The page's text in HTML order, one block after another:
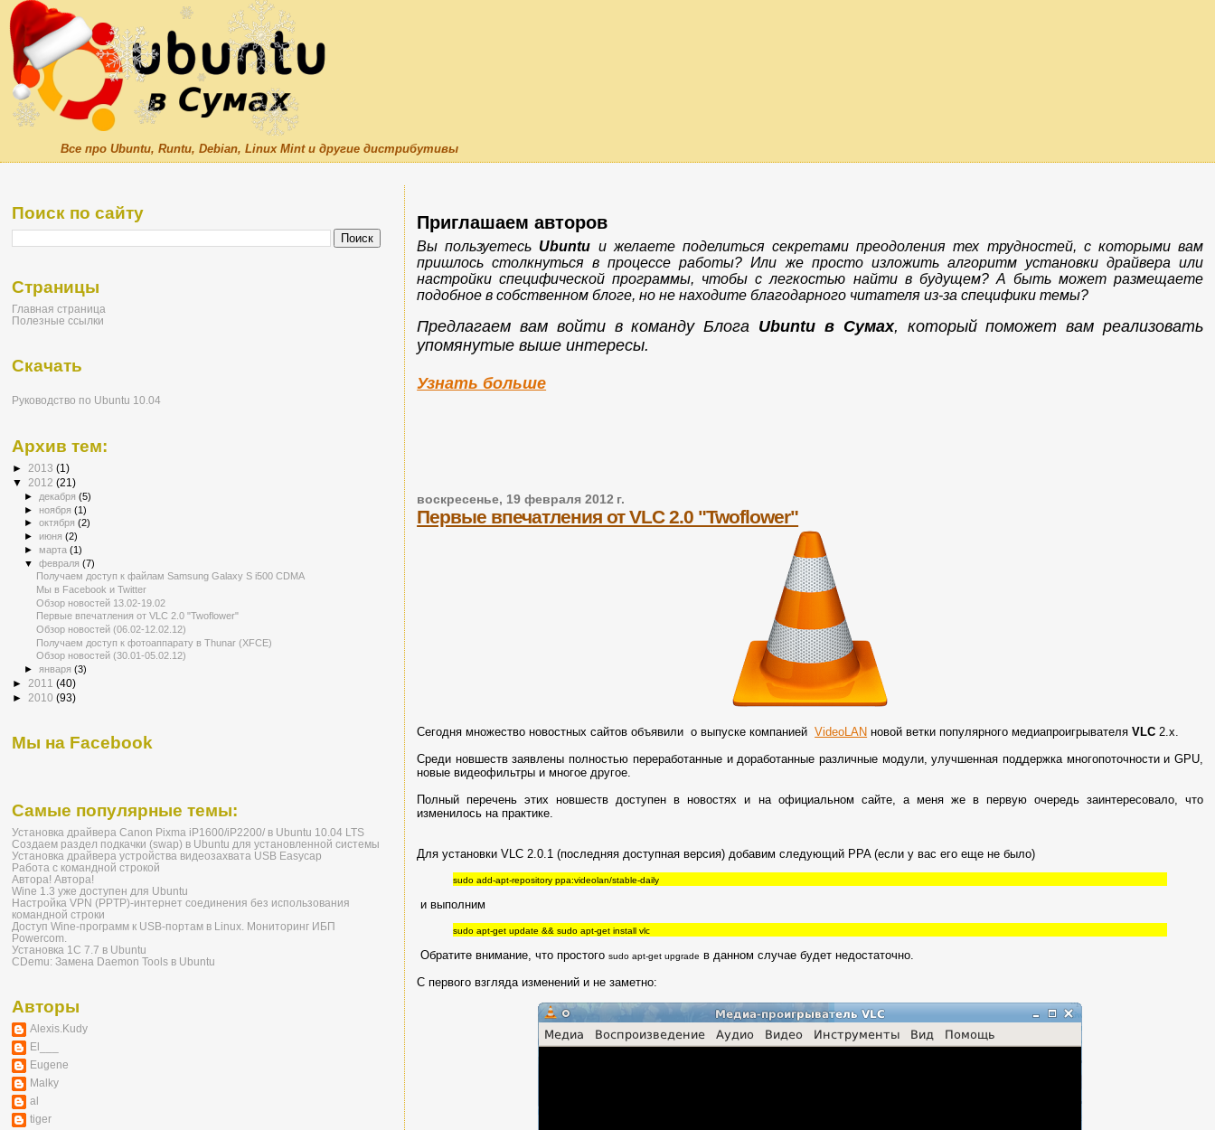
Все про Ubuntu, Runtu, Debian, Linux Mint и другие дистрибутивы
Приглашаем авторов
Вы пользуетесь Ubuntu и желаете поделиться секретами преодоления тех трудностей, с которыми вам
пришлось столкнуться в процессе работы? Или же просто изложить алгоритм установки драйвера или
настройки специфической программы, чтобы с легкостью найти в будущем? А быть может размещаете
подобное в собственном блоге, но не находите благодарного читателя из-за специфики темы?
Предлагаем вам войти в команду Блога Ubuntu в Сумах, который поможет вам реализовать
упомянутые выше интересы.
Узнать больше
воскресенье, 19 февраля 2012 г.
Первые впечатления от VLC 2.0 "Twoflower"
Сегодня множество новостных сайтов объявили о выпуске компаниейVideoLAN новой ветки популярного медиапроигрывателяVLC 2.x.
Среди новшеств заявлены полностью переработанные и доработанные различные модули, улучшенная поддержка многопоточности и GPU,
новые видеофильтры и многое другое.
Полный перечень этих новшеств доступен в новостях и на официальном сайте, а меня же в первую очередь заинтересовало, что
изменилось на практике.
Для установки VLC 2.0.1 (последняя доступная версия) добавим следующий PPA (если у вас его еще не было)
sudo add-apt-repository ppa:videolan/stable-daily
и выполним
sudo apt-get update && sudo apt-get install vlc
Обратите внимание, что простогоsudo apt-get upgrade в данном случае будет недостаточно.
С первого взгляда изменений и не заметно:
Поиск по сайту
Страницы
Главная страница
Полезные ссылки
Скачать
Руководство по Ubuntu 10.04
Архив тем:
► 2013 (1)
▼ 2012 (21)
► декабря(5)
► ноября(1)
►октября(2)
► июня(2)
► марта(1)
▼февраля(7)
Получаем доступ к файлам Samsung Galaxy S i500 CDMA
Мы в Facebook и Twitter
Обзор новостей 13.02-19.02
Первые впечатления от VLC 2.0 "Twoflower"
Обзор новостей (06.02-12.02.12)
Получаем доступ к фотоаппарату в Thunar (XFCE)
Обзор новостей (30.01-05.02.12)
►января(3)
► 2011 (40)
► 2010 (93)
Мы на Facebook
Самые популярные темы:
Установка драйвера Canon Pixma iP1600/iP2200/ в Ubuntu 10.04 LTS
Создаем раздел подкачки (swap) в Ubuntu для установленной системы
Установка драйвера устройства видеозахвата USB Easycap
Работа с командной строкой
Автора! Автора!
Wine 1.3 уже доступен для Ubuntu
Настройка VPN (PPTP)-интернет соединения без использования
командной строки
Доступ Wine-программ к USB-портам в Linux. Мониторинг ИБП
Powercom.
Установка 1С 7.7 в Ubuntu
CDemu: Замена Daemon Tools в Ubuntu
Авторы
Alexis.Kudy
El___
Eugene
Malky
al
tiger